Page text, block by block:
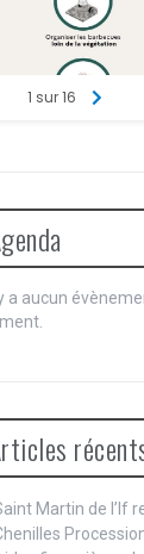
a aucun
Martin de l’If